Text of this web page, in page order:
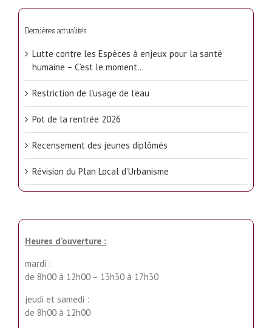
Dernières actualités
Lutte contre les Espèces à enjeux pour la santé
humaine – C’est le moment…
Restriction de l’usage de l’eau
Pot de la rentrée 2026
Recensement des jeunes diplômés
Révision du Plan Local d’Urbanisme
Heures d’ouverture :
mardi :
de 8h00 à 12h00 – 13h30 à 17h30
jeudi et samedi :
de 8h00 à 12h00